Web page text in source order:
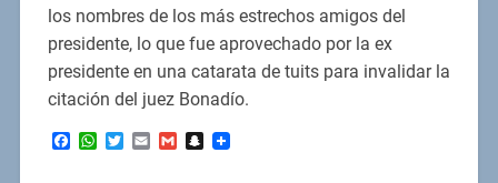
los nombres de los más estrechos amigos del
presidente, lo que fue aprovechado por la ex
presidente en una catarata de tuits para invalidar la
citación del juez Bonadío.
Facebook
WhatsApp
Twitter
EmailGmailSnapchat